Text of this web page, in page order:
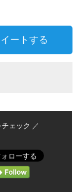
ートする
ェック ／